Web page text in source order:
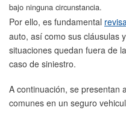
bajo ninguna circunstancia.
Por ello, es fundamental
auto, así como sus cláusulas
situaciones quedan fuera de
caso de siniestro.
A continuación, se presentan
comunes en un seguro